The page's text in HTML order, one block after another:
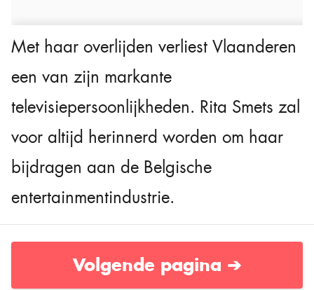
Met haar overlijden verliest Vlaanderen
een van zijn markante
televisiepersoonlijkheden. Rita Smets zal
voor altijd herinnerd worden om haar
bijdragen aan de Belgische
entertainmentindustrie.
Volgende pagina ➔